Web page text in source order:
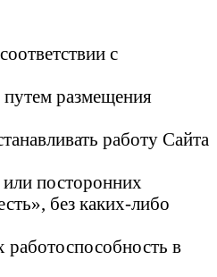
с
размещения
работу Сайта
посторонних
без каких-либо
работоспособность в